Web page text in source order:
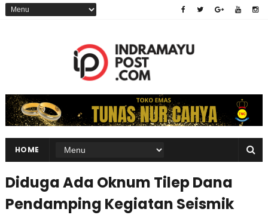
HOME
Diduga Ada Oknum Tilep Dana
Pendamping Kegiatan Seismik